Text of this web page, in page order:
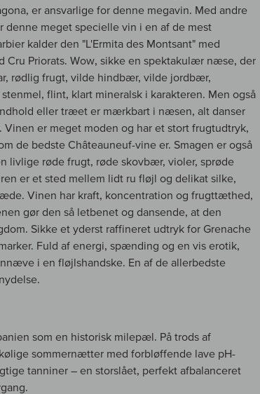
er ansvarlige for denne megavin. Med andre
denne meget specielle vin i en af de mest
kalder den "L'Ermita des Montsant" med
Cru Priorats. Wow, sikke en spektakulær næse, der
rødlig frugt, vilde hindbær, vilde jordbær,
flint, klart mineralsk i karakteren. Men også
eller træet er mærkbart i næsen, alt danser
er meget moden og har et stort frugtudtryk,
de bedste Châteauneuf-vine er. Smagen er også
livlige røde frugt, røde skovbær, violer, sprøde
er et sted mellem lidt ru fløjl og delikat silke,
Vinen har kraft, koncentration og frugttæthed,
gør den så letbenet og dansende, at den
Sikke et yderst raffineret udtryk for Grenache
Fuld af energi, spænding og en vis erotik,
i en fløjlshandske. En af de allerbedste
som en historisk milepæl. På trods af
sommernætter med forbløffende lave pH-
tanniner – en storslået, perfekt afbalanceret